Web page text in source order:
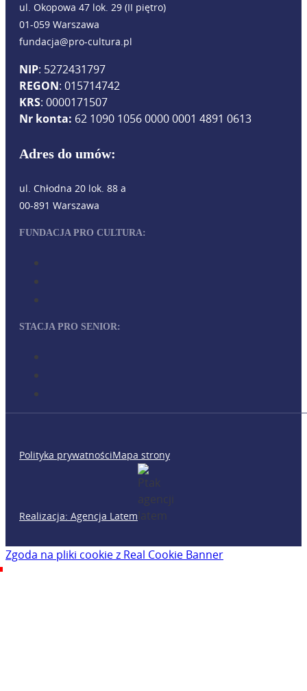
ul. Okopowa 47 lok. 29 (II piętro)
01-059 Warszawa
fundacja@pro-cultura.pl
NIP: 5272431797
REGON: 015714742
KRS: 0000171507
Nr konta: 62 1090 1056 0000 0001 4891 0613
Adres do umów:
ul. Chłodna 20 lok. 88 a
00-891 Warszawa
FUNDACJA PRO CULTURA:
STACJA PRO SENIOR:
Polityka prywatnościMapa strony
Realizacja: Agencja Latem
Zgoda na pliki cookie z Real Cookie Banner